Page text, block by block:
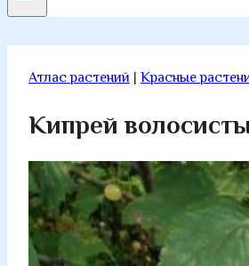
Атлас растений | Красные
Кипрей